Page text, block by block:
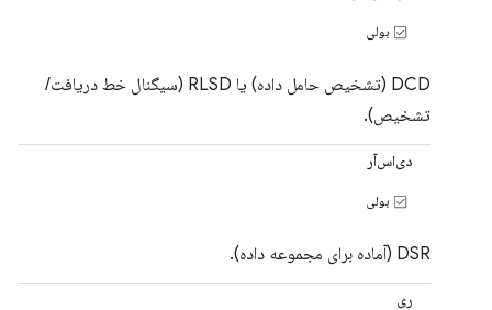
بولی
DCD (تشخیص حامل داده) یا RLSD (سیگنال خط دریافت/
تشخیص).
دی‌اس‌آر
بولی
DSR (آماده برای مجموعه داده).
ری